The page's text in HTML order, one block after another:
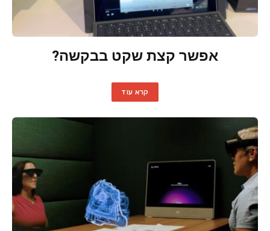
אפשר קצת שקט בבקשה?
קרא עוד